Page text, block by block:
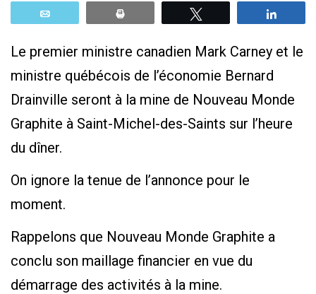
Le premier ministre canadien Mark Carney et le
ministre québécois de l’économie Bernard
Drainville seront à la mine de Nouveau Monde
Graphite à Saint-Michel-des-Saints sur l’heure
du dîner.
On ignore la tenue de l’annonce pour le
moment.
Rappelons que Nouveau Monde Graphite a
conclu son maillage financier en vue du
démarrage des activités à la mine.